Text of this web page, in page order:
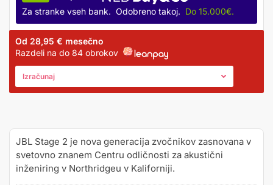
Za stranke vseh bank. Odobreno takoj. Do 15.000€.
Od 28,95 € mesečno
Razdeli na do 84 obrokov
Izračunaj
JBL Stage 2 je nova generacija zvočnikov zasnovana v
svetovno znanem Centru odličnosti za akustični
inženiring v Northridgeu v Kaliforniji.